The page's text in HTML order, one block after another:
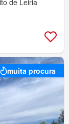
de Leiria
muita procura